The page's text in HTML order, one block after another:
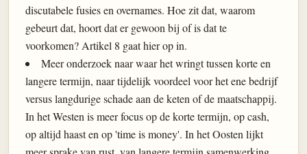
discutabele fusies en overnames. Hoe zit dat, waarom
gebeurt dat, hoort dat er gewoon bij of is dat te
voorkomen? Artikel 8 gaat hier op in.
Meer onderzoek naar waar het wringt tussen korte en
langere termijn, naar tijdelijk voordeel voor het ene bedrijf
versus langdurige schade aan de keten of de maatschappij.
In het Westen is meer focus op de korte termijn, op cash,
op altijd haast en op 'time is money'. In het Oosten lijkt